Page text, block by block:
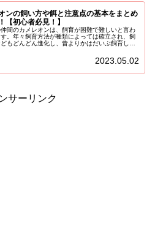
ンの飼い方や餌と注意点の基本をまとめ
【初心者必見！】
仲間のカメレオンは、飼育が困難で難しいと言わ
。年々飼育方法が種類によっては確立され、飼
もどんどん進化し、昔よりかはだいぶ飼育しや
2023.05.02
サーリンク